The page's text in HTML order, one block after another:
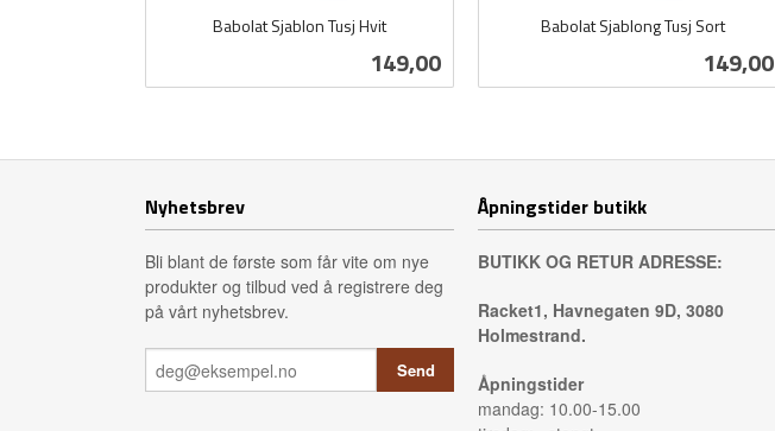
Babolat Sjablon Tusj Hvit
Pris
149,00
Babolat Sjablong Tusj Sort
Pris
149,00
Nyhetsbrev
Bli blant de første som får vite om nye
produkter og tilbud ved å registrere deg
på vårt nyhetsbrev.
Åpningstider butikk
BUTIKK OG RETUR ADRESSE:
Racket1, Havnegaten 9D, 3080
Holmestrand.
Åpningstider
mandag: 10.00-15.00